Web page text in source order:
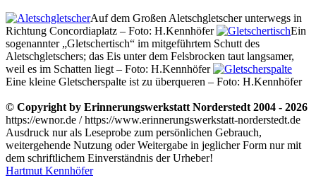
Auf dem Großen Aletschgletscher unterwegs in
Richtung Concordiaplatz – Foto: H.Kennhöfer
Ein
sogenannter „Gletschertisch“ im mitgeführtem Schutt des
Aletschgletschers; das Eis unter dem Felsbrocken taut langsamer,
weil es im Schatten liegt – Foto: H.Kennhöfer
Eine kleine Gletscherspalte ist zu überqueren – Foto: H.Kennhöfer
© Copyright by Erinnerungswerkstatt Norderstedt 2004 - 2026
https://ewnor.de / https://www.erinnerungswerkstatt-norderstedt.de
Ausdruck nur als Leseprobe zum persönlichen Gebrauch,
weitergehende Nutzung oder Weitergabe in jeglicher Form nur mit
dem schriftlichem Einverständnis der Urheber!
Hartmut Kennhöfer